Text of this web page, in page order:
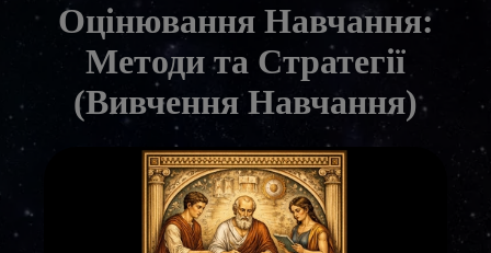
Оцінювання Навчання:
Методи та Стратегії
(Вивчення Навчання)